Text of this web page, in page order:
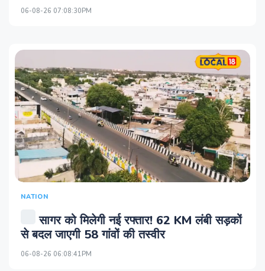
06-08-26 07:08:30PM
NATION
सागर को मिलेगी नई रफ्तार! 62 KM लंबी सड़कों
से बदल जाएगी 58 गांवों की तस्वीर
06-08-26 06:08:41PM